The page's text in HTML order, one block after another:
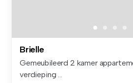
Brielle
Gemeubileerd 2 kamer
verdieping ...